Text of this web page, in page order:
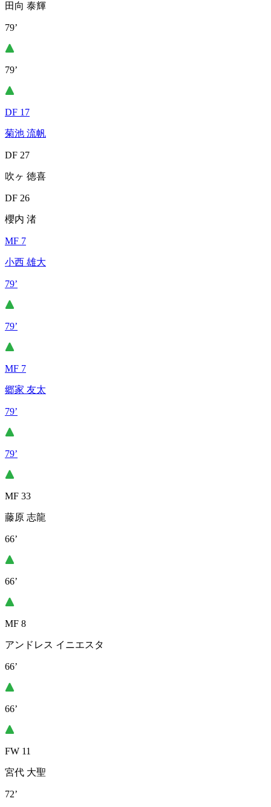
田向 泰輝
79’
79’
DF 17
菊池 流帆
DF 27
吹ヶ 徳喜
DF 26
櫻内 渚
MF 7
小西 雄大
79’
79’
MF 7
郷家 友太
79’
79’
MF 33
藤原 志龍
66’
66’
MF 8
アンドレス イニエスタ
66’
66’
FW 11
宮代 大聖
72’